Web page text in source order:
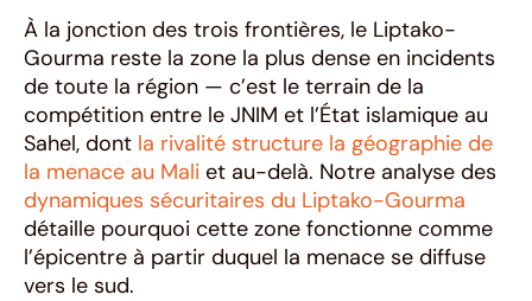
À la jonction des trois frontières, le Liptako-
Gourma reste la zone la plus dense en incidents
de toute la région — c’est le terrain de la
compétition entre le JNIM et l’État islamique au
Sahel, dont la rivalité structure la géographie de
la menace au Mali et au-delà. Notre analyse des
dynamiques sécuritaires du Liptako-Gourma
détaille pourquoi cette zone fonctionne comme
l’épicentre à partir duquel la menace se diffuse
vers le sud.